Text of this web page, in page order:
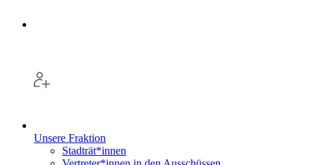
Unsere Fraktion
Stadträt*innen